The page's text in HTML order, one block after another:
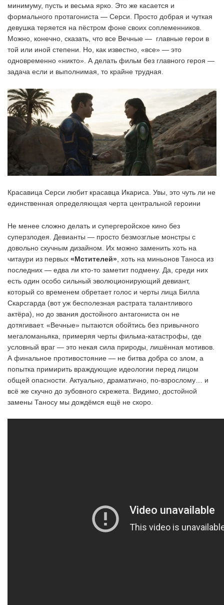
минимуму, пусть и весьма ярко. Это же касается и
формального протагониста — Серси. Просто добрая и чуткая
девушка теряется на пёстром фоне своих соплеменников.
Можно, конечно, сказать, что все Вечные — главные герои в
той или иной степени. Но, как известно, «все» — это
одновременно «никто». А делать фильм без главного героя —
задача если и выполнимая, то крайне трудная.
Красавица Серси любит красавца Икариса. Увы, это чуть ли не
единственная определяющая черта центральной героини
Не менее сложно делать и супергеройское кино без
суперзлодея. Девианты — просто безмозглые монстры с
довольно скучным дизайном. Их можно заменить хоть на
читаури из первых «Мстителей» , хоть на миньонов Таноса из
последних — едва ли кто-то заметит подмену. Да, среди них
есть один особо сильный эволюционирующий девиант,
который со временем обретает голос и черты лица Билла
Скарсгарда (вот уж бесполезная растрата талантливого
актёра), но до звания достойного антагониста он не
дотягивает. «Вечные» пытаются обойтись без привычного
мегаломаньяка, примеряя черты фильма-катастрофы, где
условный враг — это некая сила природы, лишённая мотивов.
А финальное противостояние — не битва добра со злом, а
попытка примирить враждующие идеологии перед лицом
общей опасности. Актуально, драматично, по-взрослому… и
всё же скучно до зубовного скрежета. Видимо, достойной
замены Таносу мы дождёмся ещё не скоро.